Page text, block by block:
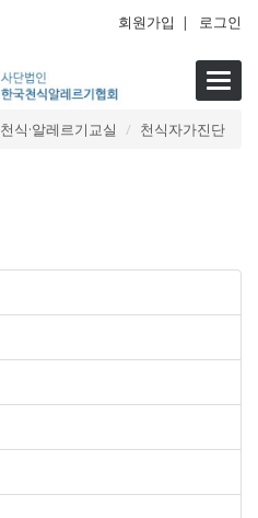
회원가입 | 로그인
천식·알레르기교실 천식자가진단